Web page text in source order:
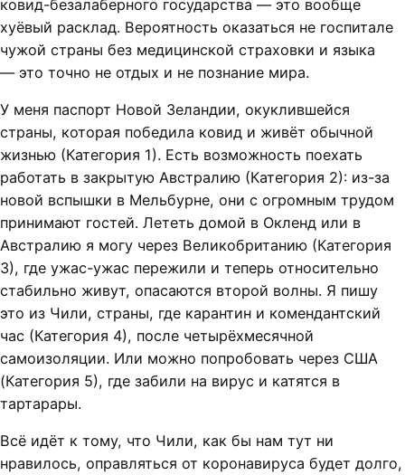
ковид-безалаберного государства — это вообще
хуёвый расклад. Вероятность оказаться не госпитале
чужой страны без медицинской страховки и языка
— это точно не отдых и не познание мира.
У меня паспорт Новой Зеландии, окуклившейся
страны, которая победила ковид и живёт обычной
жизнью (Категория 1). Есть возможность поехать
работать в закрытую Австралию (Категория 2): из-за
новой вспышки в Мельбурне, они с огромным трудом
принимают гостей. Лететь домой в Окленд или в
Австралию я могу через Великобританию (Категория
3), где ужас-ужас пережили и теперь относительно
стабильно живут, опасаются второй волны. Я пишу
это из Чили, страны, где карантин и комендантский
час (Категория 4), после четырёхмесячной
самоизоляции. Или можно попробовать через США
(Категория 5), где забили на вирус и катятся в
тартарары.
Всё идёт к тому, что Чили, как бы нам тут ни
нравилось, оправляться от коронавируса будет долго,